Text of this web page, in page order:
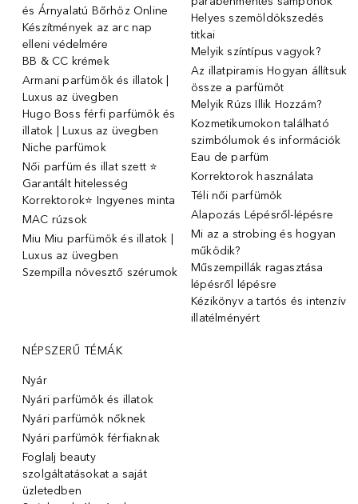
és Árnyalatú Bőrhöz Online
Készítmények az arc nap
elleni védelmére
BB & CC krémek
Armani parfümök és illatok |
Luxus az üvegben
Hugo Boss férfi parfümök és
illatok | Luxus az üvegben
Niche parfümok
Női parfüm és illat szett ⭐
Garantált hitelesség
Korrektorok⭐ Ingyenes minta
MAC rúzsok
Miu Miu parfümök és illatok |
Luxus az üvegben
Szempilla növesztő szérumok
Helyes szemöldökszedés
titkai
Melyik színtípus vagyok?
Az illatpiramis Hogyan állítsuk
össze a parfümöt
Melyik Rúzs Illik Hozzám?
Kozmetikumokon található
szimbólumok és információk
Eau de parfüm
Korrektorok használata
Téli női parfümök
Alapozás Lépésről-lépésre
Mi az a strobing és hogyan
működik?
Műszempillák ragasztása
lépésről lépésre
Kézikönyv a tartós és intenzív
illatélményért
NÉPSZERŰ TÉMÁK
Nyár
Nyári parfümök és illatok
Nyári parfümök nőknek
Nyári parfümök férfiaknak
Foglalj beauty
szolgáltatásokat a saját
üzletedben